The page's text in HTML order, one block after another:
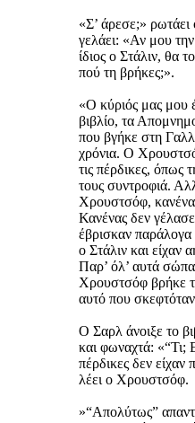
«Σ’ άρεσε;»
γελάει: «Αν μου
ίδιος ο Στάλιν, θα
πού τη βρήκες;».
«Ο κύριός μας μου
βιβλίο, τα
που βγήκε στη
χρόνια. Ο
τις πέρδικες, όπως
τους συντροφιά.
Χρουστσόφ,
Κανένας δεν
έβρισκαν παράλογα
ο Στάλιν και είχαν
Παρ’ όλ’ αυτά
Χρουστσόφ βρήκε
αυτό που
Ο Σαρλ άνοιξε το
και φωναχτά: «“Τι;
πέρδικες δεν είχαν
λέει ο Χρουστσόφ.
»“Απολύτως”